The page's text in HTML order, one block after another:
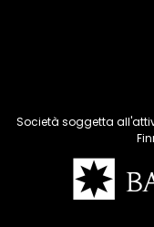
Società soggetta